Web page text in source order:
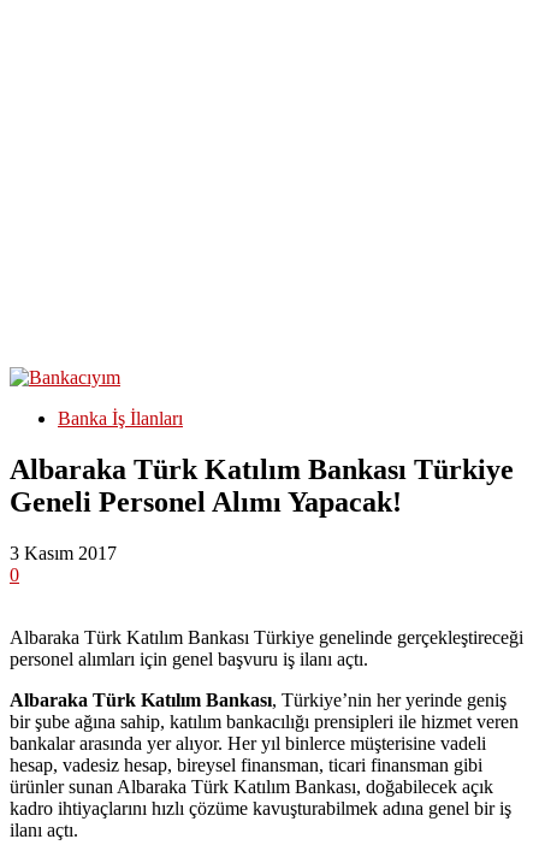
Banka İş İlanları
Albaraka Türk Katılım Bankası Türkiye
Geneli Personel Alımı Yapacak!
3 Kasım 2017
0
Albaraka Türk Katılım Bankası Türkiye genelinde gerçekleştireceği
personel alımları için genel başvuru iş ilanı açtı.
Albaraka Türk Katılım Bankası, Türkiye’nin her yerinde geniş
bir şube ağına sahip, katılım bankacılığı prensipleri ile hizmet veren
bankalar arasında yer alıyor. Her yıl binlerce müşterisine vadeli
hesap, vadesiz hesap, bireysel finansman, ticari finansman gibi
ürünler sunan Albaraka Türk Katılım Bankası, doğabilecek açık
kadro ihtiyaçlarını hızlı çözüme kavuşturabilmek adına genel bir iş
ilanı açtı.